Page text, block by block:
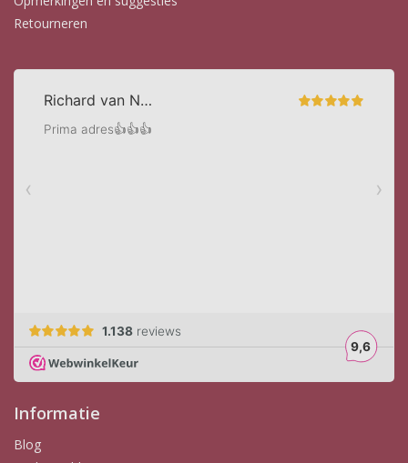
Retourneren
Informatie
Blog